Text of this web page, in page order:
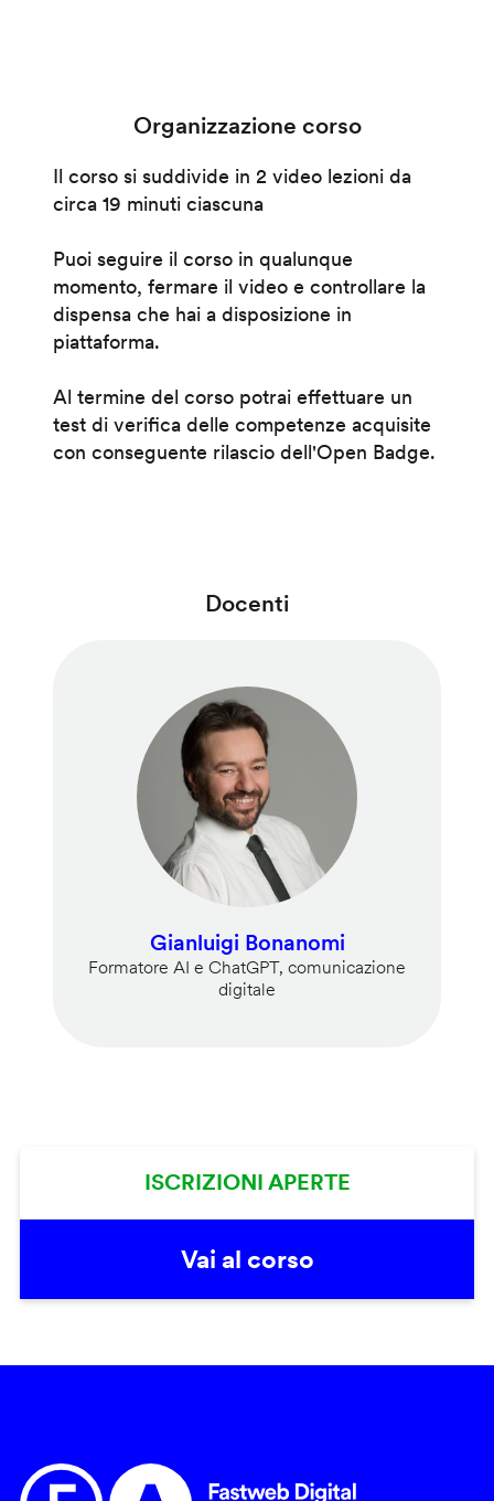
Organizzazione corso
Il corso si suddivide in 2 video lezioni da
circa 19 minuti ciascuna
Puoi seguire il corso in qualunque
momento, fermare il video e controllare la
dispensa che hai a disposizione in
piattaforma.
Al termine del corso potrai effettuare un
test di verifica delle competenze acquisite
con conseguente rilascio dell'Open Badge.
Docenti
Gianluigi Bonanomi
Formatore AI e ChatGPT, comunicazione
digitale
ISCRIZIONI APERTE
Vai al corso